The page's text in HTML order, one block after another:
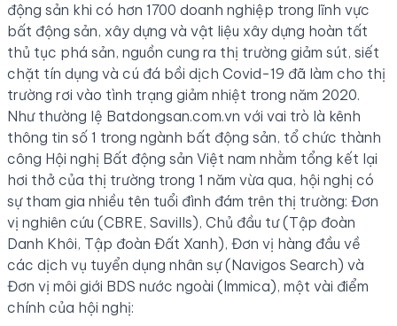
động sản khi có hơn 1700 doanh nghiệp trong lĩnh vực
bất động sản, xây dựng và vật liệu xây dựng hoàn tất
thủ tục phá sản, nguồn cung ra thị trường giảm sút, siết
chặt tín dụng và cú đá bồi dịch Covid-19 đã làm cho thị
trường rơi vào tình trạng giảm nhiệt trong năm 2020.
Như thường lệ Batdongsan.com.vn với vai trò là kênh
thông tin số 1 trong ngành bất động sản, tổ chức thành
công Hội nghị Bất động sản Việt nam nhằm tổng kết lại
hơi thở của thị trường trong 1 năm vừa qua, hội nghị có
sự tham gia nhiều tên tuổi đình đám trên thị trường: Đơn
vị nghiên cứu (CBRE, Savills), Chủ đầu tư (Tập đoàn
Danh Khôi, Tập đoàn Đất Xanh), Đơn vị hàng đầu về
các dịch vụ tuyển dụng nhân sự (Navigos Search) và
Đơn vị môi giới BDS nước ngoài (Immica), một vài điểm
chính của hội nghị: